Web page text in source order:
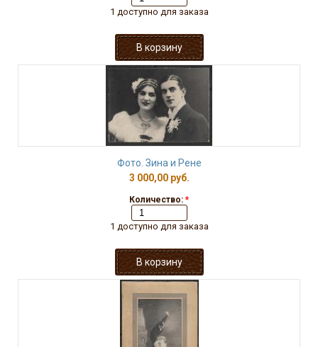
1 доступно для заказа
Фото. Зина и Рене
3 000,00 руб.
Количество: *
1 доступно для заказа